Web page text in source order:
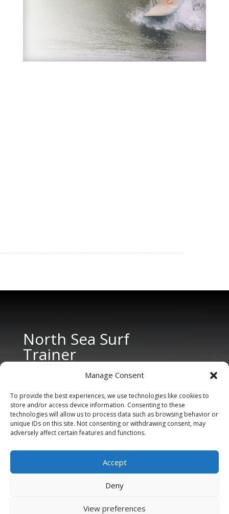
Manage Consent
To provide the best experiences, we use technologies like cookies to
store and/or access device information. Consenting to these
technologies will allow us to process data such as browsing behavior or
unique IDs on this site. Not consenting or withdrawing consent, may
adversely affect certain features and functions.
Accept
Deny
View preferences
North Sea Surf
Trainer
CONTACT US
Tel: +31 6 11 27 65 96 (also Whatsapp)